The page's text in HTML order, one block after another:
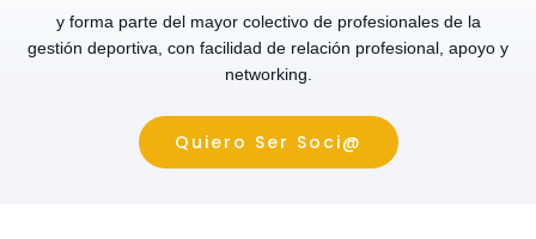
y forma parte del mayor colectivo de profesionales de la
gestión deportiva, con facilidad de relación profesional, apoyo y
networking.
Quiero Ser Soci@